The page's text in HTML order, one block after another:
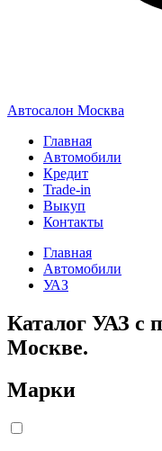
Автосалон Москва
Главная
Автомобили
Кредит
Trade-in
Выкуп
Контакты
Главная
Автомобили
УАЗ
Каталог УАЗ с
Москве.
Марки